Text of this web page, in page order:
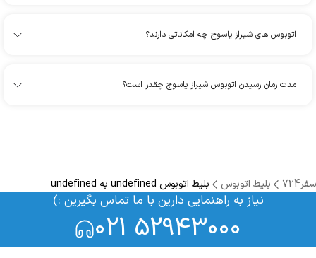
اتوبوس های شیراز یاسوج چه امکاناتی دارند؟
مدت زمان رسیدن اتوبوس شیراز یاسوج چقدر است؟
سفر724 بلیط اتوبوس بلیط اتوبوس undefined به undefined
نیاز به راهنمایی دارین با ما تماس بگیرین :)
021 52943000